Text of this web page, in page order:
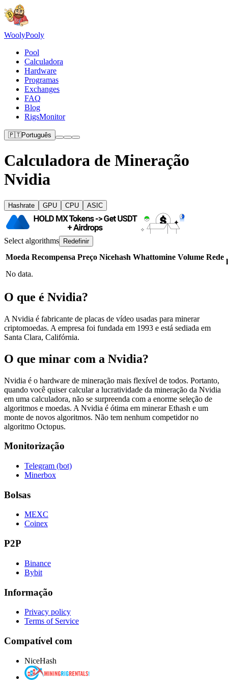
WoolyPooly
Pool
Calculadora
Hardware
Programas
Exchanges
FAQ
Blog
RigsMonitor
🇵🇹Português
Calculadora de Mineração
Nvidia
Hashrate GPU CPU ASIC
Select algorithms Redefinir
Moeda Recompensa Preço Nicehash Whattomine Volume Rede
No data.
O que é Nvidia?
A Nvidia é fabricante de placas de vídeo usadas para minerar
criptomoedas. A empresa foi fundada em 1993 e está sediada em
Santa Clara, Califórnia.
O que minar com a Nvidia?
Nvidia é o hardware de mineração mais flexível de todos. Portanto,
quando você quiser calcular a lucratividade da mineração da Nvidia
em uma calculadora, não se surpreenda com a enorme seleção de
algoritmos e moedas. A Nvidia é ótima em minerar Ethash e um
monte de novos algoritmos. Não tem nenhum competidor no
algoritmo Octopus.
Monitorização
Telegram (bot)
Minerbox
Bolsas
MEXC
Coinex
P2P
Binance
Bybit
Informação
Privacy policy
Terms of Service
Compatível com
NiceHash